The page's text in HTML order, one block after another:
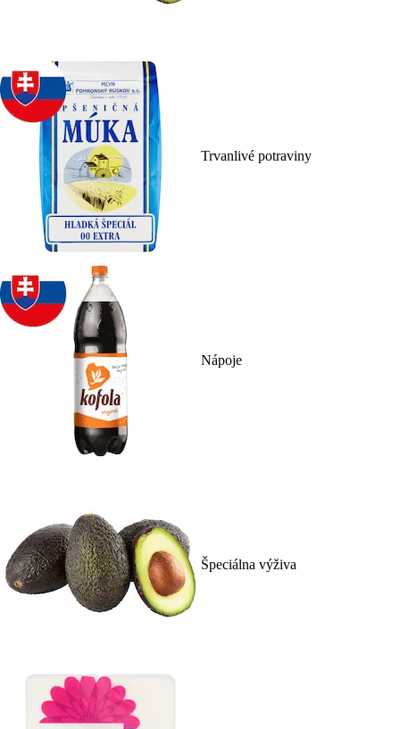
Trvanlivé potraviny
Nápoje
Špeciálna výživa